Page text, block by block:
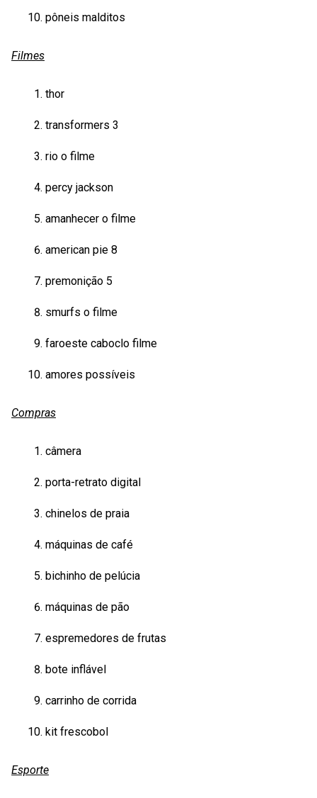
pôneis malditos
Filmes
thor
transformers 3
rio o filme
percy jackson
amanhecer o filme
american pie 8
premonição 5
smurfs o filme
faroeste caboclo filme
amores possíveis
Compras
câmera
porta-retrato digital
chinelos de praia
máquinas de café
bichinho de pelúcia
máquinas de pão
espremedores de frutas
bote inflável
carrinho de corrida
kit frescobol
Esporte